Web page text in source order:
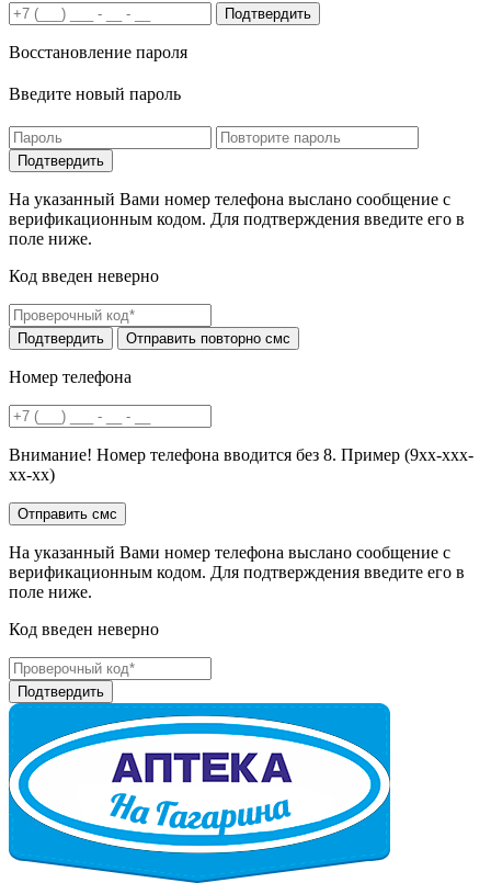
Подтвердить
Восстановление пароля
Введите новый пароль
На указанный Вами номер телефона выслано сообщение с
верификационным кодом. Для подтверждения введите его в
поле ниже.
Код введен неверно
Номер телефона
Внимание! Номер телефона вводится без 8. Пример (9хх-ххх-
хх-хх)
На указанный Вами номер телефона выслано сообщение с
верификационным кодом. Для подтверждения введите его в
поле ниже.
Код введен неверно